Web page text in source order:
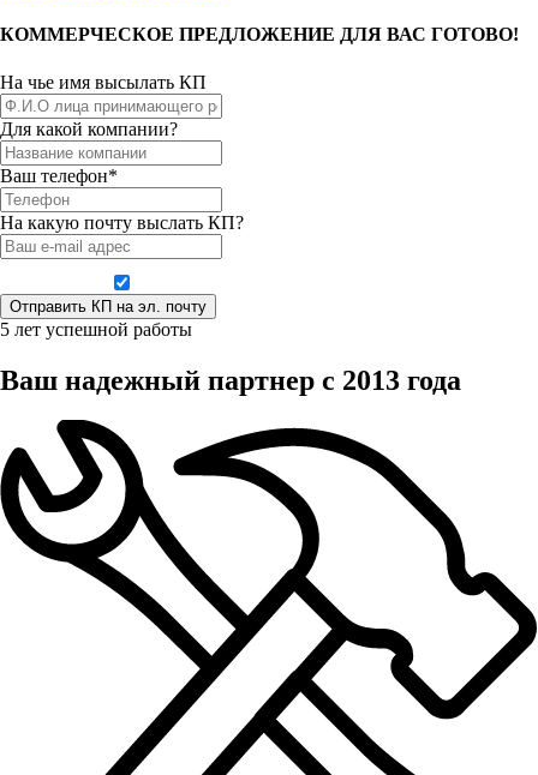
КОММЕРЧЕСКОЕ ПРЕДЛОЖЕНИЕ ДЛЯ ВАС ГОТОВО!
На чье имя высылать КП
Для какой компании?
Ваш телефон*
На какую почту выслать КП?
5 лет успешной работы
Ваш надежный партнер с 2013 года